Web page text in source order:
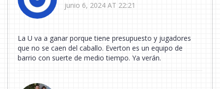
junio 6, 2024 AT 22:21
La U va a ganar porque tiene presupuesto y jugadores
que no se caen del caballo. Everton es un equipo de
barrio con suerte de medio tiempo. Ya verán.